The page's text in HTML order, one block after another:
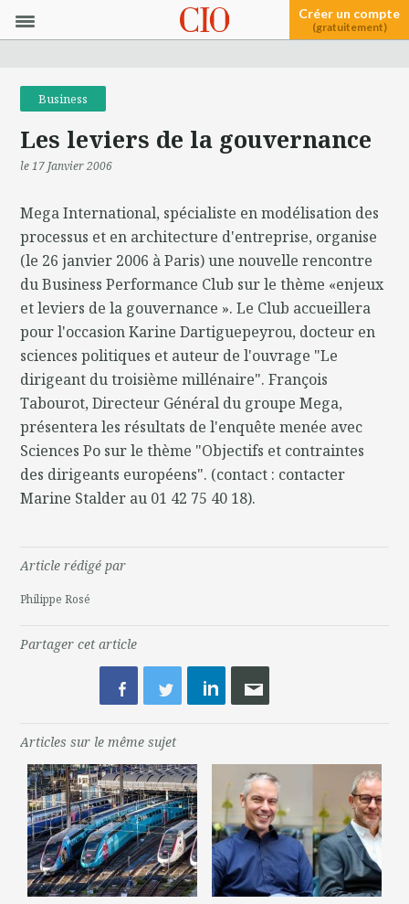
Créer un compte
(gratuitement)
Business
Les leviers de la gouvernance
le 17 Janvier 2006
Mega International, spécialiste en modélisation des
processus et en architecture d'entreprise, organise
(le 26 janvier 2006 à Paris) une nouvelle rencontre
du Business Performance Club sur le thème «enjeux
et leviers de la gouvernance ». Le Club accueillera
pour l'occasion Karine Dartiguepeyrou, docteur en
sciences politiques et auteur de l'ouvrage "Le
dirigeant du troisième millénaire". François
Tabourot, Directeur Général du groupe Mega,
présentera les résultats de l'enquête menée avec
Sciences Po sur le thème "Objectifs et contraintes
des dirigeants européens". (contact : contacter
Marine Stalder au 01 42 75 40 18).
Article rédigé par
Philippe Rosé
Partager cet article
Articles sur le même sujet